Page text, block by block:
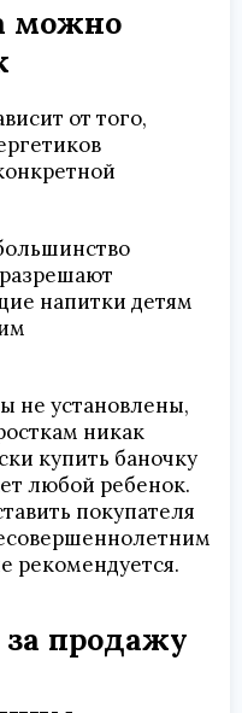
можно
от того,
напитки детям
не установлены,
никак
купить баночку
любой ребенок.
покупателя
рекомендуется.
за продажу